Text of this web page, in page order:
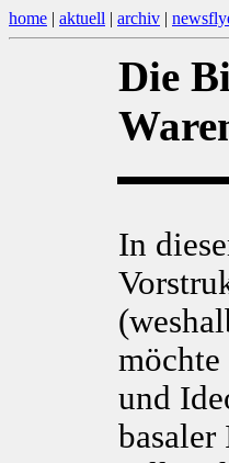
home | aktuell | archiv |
Die
In
und